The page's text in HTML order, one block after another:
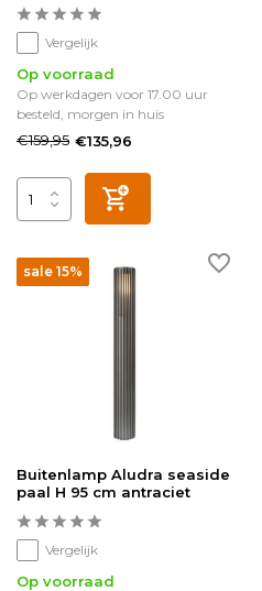
Vergelijk
Op voorraad
Op werkdagen voor 17.00 uur
besteld, morgen in huis
€159,95 €135,96
sale 15%
Buitenlamp Aludra seaside
paal H 95 cm antraciet
Vergelijk
Op voorraad